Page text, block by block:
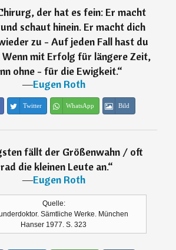
der hat es fein: Er macht
schaut hinein. Er macht dich
zu - Auf jeden Fall hast du
Wenn mit Erfolg für längere Zeit,
ohne - für die Ewigkeit.“
―Eugen Roth
Twitter WhatsApp Bild
fällt der Größenwahn / oft
die kleinen Leute an.“
―Eugen Roth
Quelle:
Sämtliche Werke. München
Hanser 1977. S. 323